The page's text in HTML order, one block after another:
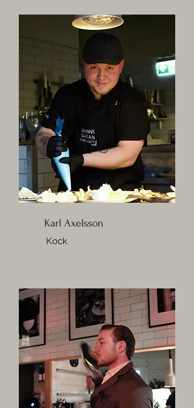
Karl Axelsson
Kock